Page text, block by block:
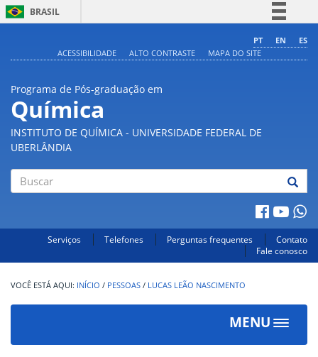
BRASIL
Comunica BR
PT EN
ES
ACESSIBILIDADE
ALTO CONTRASTE MAPA DO SITE
Programa de Pós-graduação em
Química
INSTITUTO DE QUÍMICA - UNIVERSIDADE FEDERAL DE
UBERLÂNDIA
Serviços Telefones Perguntas frequentes
Contato
Fale conosco
INÍCIO / PESSOAS / LUCAS LEÃO NASCIMENTO
MENU
Toggle